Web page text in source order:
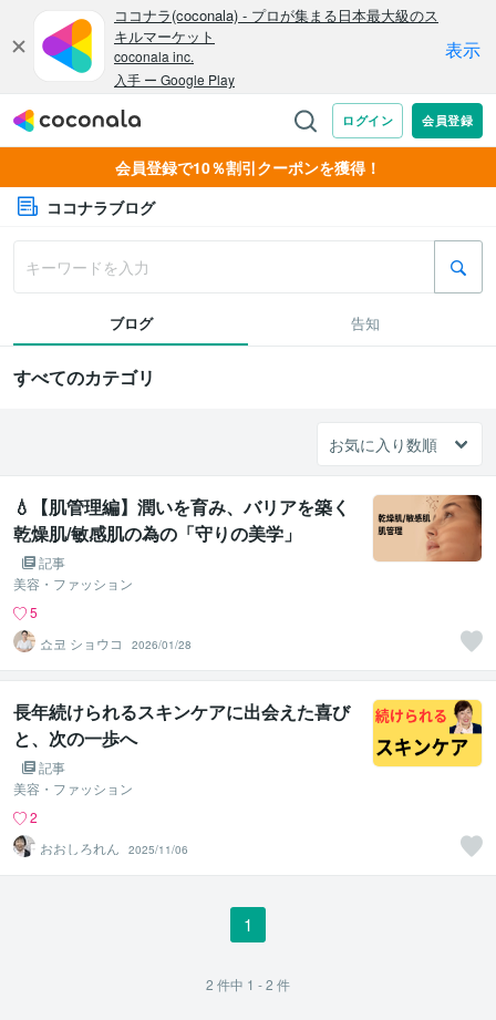
会員登録で10％割引クーポンを獲得！
ココナラブログ
ブログ 告知
すべてのカテゴリ
💧【肌管理編】潤いを育み、バリアを築く
乾燥肌/敏感肌の為の「守りの美学」
記事
美容・ファッション
5
쇼코 ショウコ
2026/01/28
長年続けられるスキンケアに出会えた喜び
と、次の一歩へ
記事
美容・ファッション
2
おおしろれん
2025/11/06
1
2 件中 1 - 2 件